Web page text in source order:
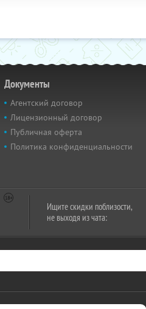
Документы
Агентский договор
Лицензионный договор
Публичная оферта
Политика конфиденциальности
Ищите скидки поблизости,
не выходя из чата: